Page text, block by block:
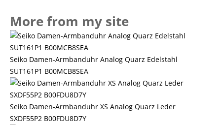
More from my site
Seiko Damen-Armbanduhr Analog Quarz Edelstahl
SUT161P1 B00MCB8SEA
Seiko Damen-Armbanduhr XS Analog Quarz Leder
SXDF55P2 B00FDU8D7Y